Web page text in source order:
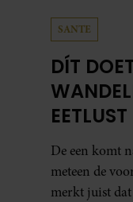
SANTE
DÍT
EETLUST
De een komt
meteen de
merkt juist